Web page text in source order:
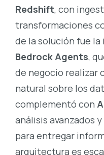
Redshift, con
transformaciones
de la solución fue
Bedrock Agents,
de negocio realizar
natural sobre los
complementó con
análisis avanzados y
para entregar
arquitectura es